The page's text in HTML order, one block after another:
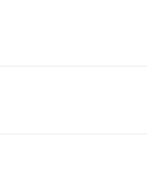
凶。梦此
宜露，可